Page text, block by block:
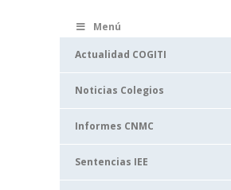
Menú
Actualidad COGITI
Noticias Colegios
Informes CNMC
Sentencias IEE